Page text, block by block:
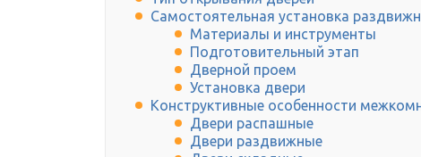
Самостоятельная установка
Материалы и инструменты
Подготовительный этап
Дверной проем
Установка двери
Конструктивные особенности
Двери распашные
Двери раздвижные